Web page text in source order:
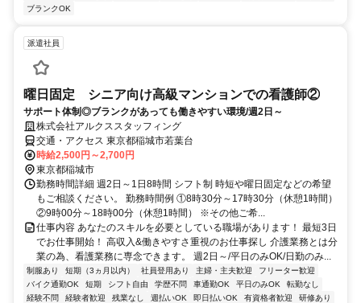
ブランクOK
派遣社員
曜日固定 シニア向け高級マンションでの看護師②
サポート体制◎ブランクがあっても働きやすい環境/週2日～
株式会社アルクススタッフィング
交通・アクセス 東京都稲城市若葉台
時給2,500円～2,700円
東京都稲城市
勤務時間詳細 週2日～1日8時間 シフト制 時短や曜日固定などの希望
もご相談ください。 勤務時間例 ①8時30分～17時30分（休憩1時間）
②9時00分～18時00分（休憩1時間） ※その他ご希...
仕事内容 あなたのスキルを必要としている職場があります！ 最短3日
でお仕事開始！ 高収入&働きやすさ重視のお仕事探し 介護業務とは分
業の為、看護業務に専念できます。 週2日～/平日のみOK/日勤のみ...
制服あり 短期（3ヵ月以内） 社員登用あり 主婦・主夫歓迎
フリーター歓迎
バイク通勤OK
短期 シフト自由 学歴不問 車通勤OK 平日のみOK
転勤なし
経験不問
経験者歓迎 残業なし 週払いOK 即日払いOK 有資格者歓迎
研修あり